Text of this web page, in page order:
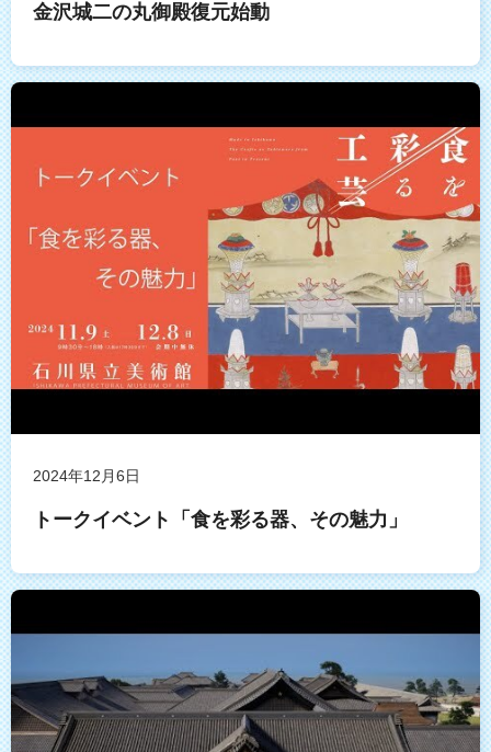
金沢城二の丸御殿復元始動
2024年12月6日
トークイベント「食を彩る器、その魅力」